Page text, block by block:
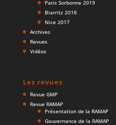
Paris Sorbonne 2019
Biarritz 2018
Nice 2017
Archives
Revues
Vidéos
Les revues
Revue GMP
Revue RAMAP
Présentation de la RAMAP
Gouvernance de la RAMAP